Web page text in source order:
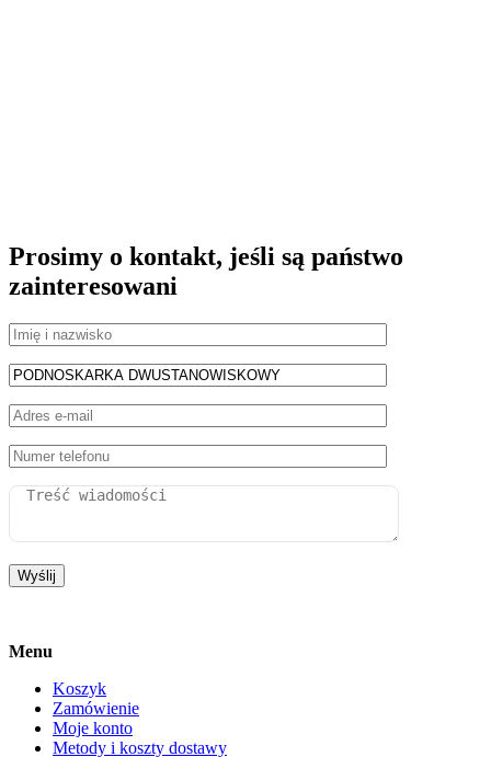
Prosimy o kontakt, jeśli są państwo
zainteresowani
Menu
Koszyk
Zamówienie
Moje konto
Metody i koszty dostawy